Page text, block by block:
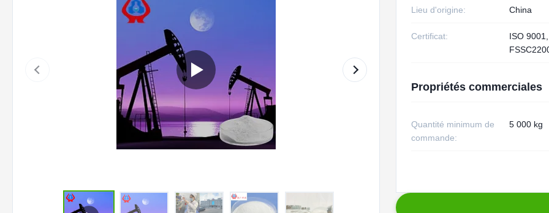
Lieu d'origine: China
Certificat:
ISO
Propriétés commerciales
Quantité minimum de
commande:
5 000 kg